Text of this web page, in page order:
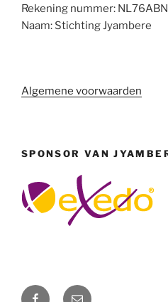
Rekening nummer:
Naam: Stichting Jyambere
Algemene voorwaarden
SPONSOR VAN
Facebook
E-